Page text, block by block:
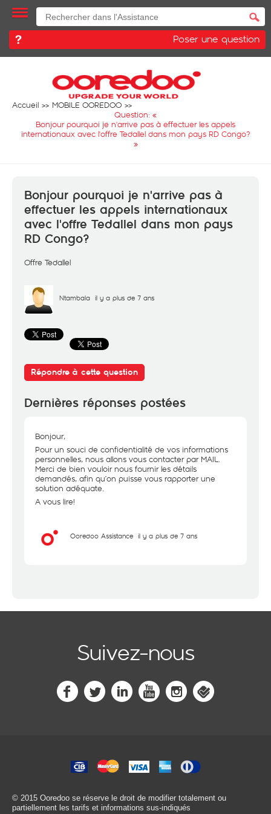
Poser une question
Accueil
MOBILE OOREDOO
Question: «
Bonjour pourquoi je n'arrive pas à effectuer les appels
internationaux avec l'offre Tedallel dans mon pays RD Congo?
»
Bonjour pourquoi je n'arrive pas à
effectuer les appels internationaux
avec l'offre Tedallel dans mon pays
RD Congo?
Offre Tedallel
Ntambala il y a plus de 7 ans
Répondre à cette question
Dernières réponses postées
Bonjour,
Pour un souci de confidentialité de vos informations
personnelles, nous allons vous contacter par MAIL.
Merci de bien vouloir nous fournir les détails
demandés, afin qu’on puisse vous rapporter une
solution adéquate.
A vous lire!
Ooredoo Assistance il y a plus de 7 ans
Suivez-nous
© 2015 Ooredoo se réserve le droit de modifier totalement ou
partiellement les tarifs et informations sus-indiqués